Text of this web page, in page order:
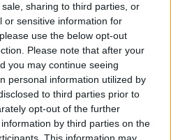
sharing to third parties, or
or sensitive information for
use the below opt-out
Please note that after your
you may continue seeing
personal information utilized by
to third parties prior to
opt-out of the further
by third parties on the
bolondos
értékes